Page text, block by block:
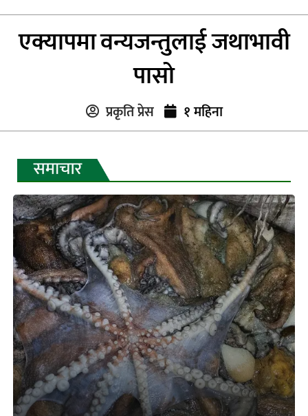
एक्यापमा वन्यजन्तुलाई जथाभावी
पासो
प्रकृति प्रेस १ महिना